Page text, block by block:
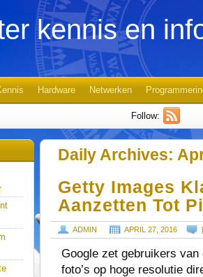
kennis en
Hardware Netwerken
Follow:
Daily Archives:
Getty Images
Aanzetten Tot
ADMIN APRIL 27, 2016
Google zet gebruikers
foto’s op hoge resolutie